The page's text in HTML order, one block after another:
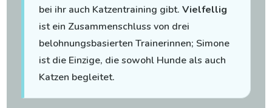
bei ihr auch Katzentraining gibt. Vielfellig
ist ein Zusammenschluss von drei
belohnungsbasierten Trainerinnen; Simone
ist die Einzige, die sowohl Hunde als auch
Katzen begleitet.